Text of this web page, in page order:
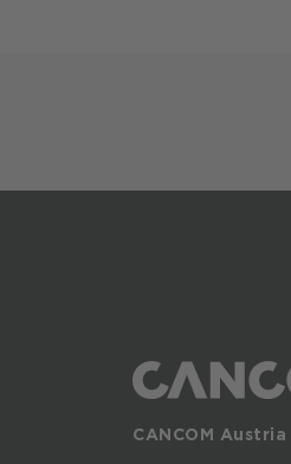
CANCOM Austria